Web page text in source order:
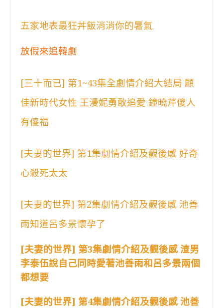
五家地表最狂丼飯消消你的暑氣
放假來追韓劇
[三十而已] 第1~43集全劇情介紹大結局 顧
佳新時代女性 王漫妮勇敢追愛 鐘曉芹傻人
有傻福
[夫妻的世界] 第1集劇情介紹及觀後感 好奇
心殺死太太
[夫妻的世界] 第2集劇情介紹及觀後感 池善
雨知道呂多景懷孕了
[夫妻的世界] 第3集劇情介紹及觀後感 渣男
李泰伍說自己同時愛著池善雨和呂多景兩個
都想要
[夫妻的世界] 第4集劇情介紹及觀後感 池善